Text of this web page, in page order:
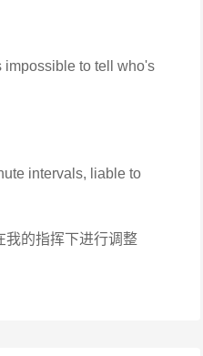
impossible to tell who's
intervals, liable to
我的指挥下进行调整